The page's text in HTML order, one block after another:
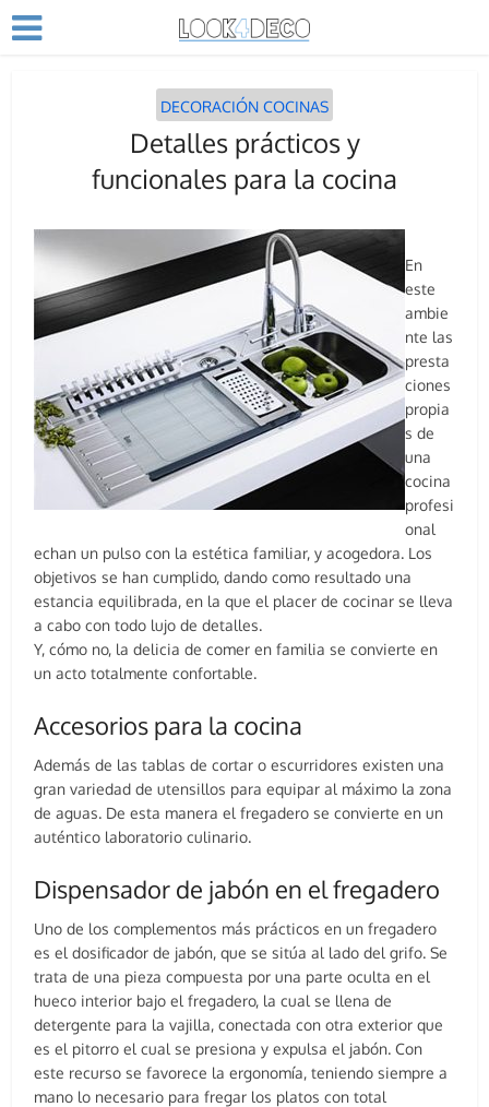
DECORACIÓN COCINAS
Detalles prácticos y
funcionales para la cocina
En
este
ambie
nte las
presta
ciones
propia
s de
una
cocina
profesi
onal
echan un pulso con la estética familiar, y acogedora. Los
objetivos se han cumplido, dando como resultado una
estancia equilibrada, en la que el placer de cocinar se lleva
a cabo con todo lujo de detalles.
Y, cómo no, la delicia de comer en familia se convierte en
un acto totalmente confortable.
Accesorios para la cocina
Además de las tablas de cortar o escurridores existen una
gran variedad de utensillos para equipar al máximo la zona
de aguas. De esta manera el fregadero se convierte en un
auténtico laboratorio culinario.
Dispensador de jabón en el fregadero
Uno de los complementos más prácticos en un fregadero
es el dosificador de jabón, que se sitúa al lado del grifo. Se
trata de una pieza compuesta por una parte oculta en el
hueco interior bajo el fregadero, la cual se llena de
detergente para la vajilla, conectada con otra exterior que
es el pitorro el cual se presiona y expulsa el jabón. Con
este recurso se favorece la ergonomía, teniendo siempre a
mano lo necesario para fregar los platos con total